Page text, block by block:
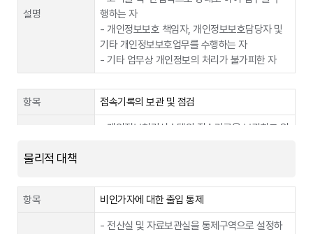
제공목적 전용요금제 이용고객 가입혜택 제공
CI(연계정보), 가입월, 가입요금제, 캐시백 회차,
카드번호
보유 및 이용기
간
며, 이용 기간이 종료 한 시점에 파기)
제공목적
보유 및 이용기
정보 제공 일로부터 6개월
거부 방법, 절차
(메뉴>회원정보 수정>회원 탈퇴)를 진행하시거
나 고객센터를 통하여 회원탈퇴를 요청하실 수 있
습니다. 다만, 개인정보의 국외 이전을 거부하시
거나 원치 않으시는 경우 서비스 이용이 불가능할
수 있습니다.
설명
행하는 자
- 개인정보보호 책임자, 개인정보보호담당자 및
기타 개인정보보호업무를 수행하는 자
- 기타 업무상 개인정보의 처리가 불가피한 자
항목 접속기록의 보관 및 점검
- 개인정보처리시스템의 접속기록을 보관하고 있
항목 정기적인 직원 교육
- 개인정보를 처리하는 직원을 대상으로 새로운
물리적 대책
항목 비인가자에 대한 출입 통제
- 전산실 및 자료보관실을 통제구역으로 설정하